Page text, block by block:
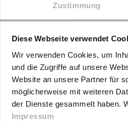
Zustimmung
Diese Webseite verwendet
Wir verwenden Cookies, um
und die Zugriffe auf unsere
Website an unsere Partner für
möglicherweise mit weiteren
der Dienste gesammelt haben.
Impressum